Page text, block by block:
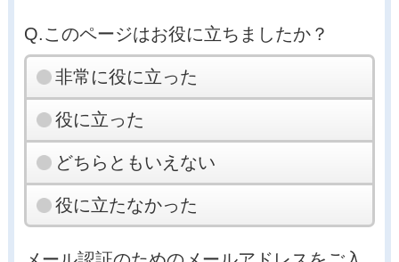
Q.このページはお役に立ちましたか？
非常に役に立った
役に立った
どちらともいえない
役に立たなかった